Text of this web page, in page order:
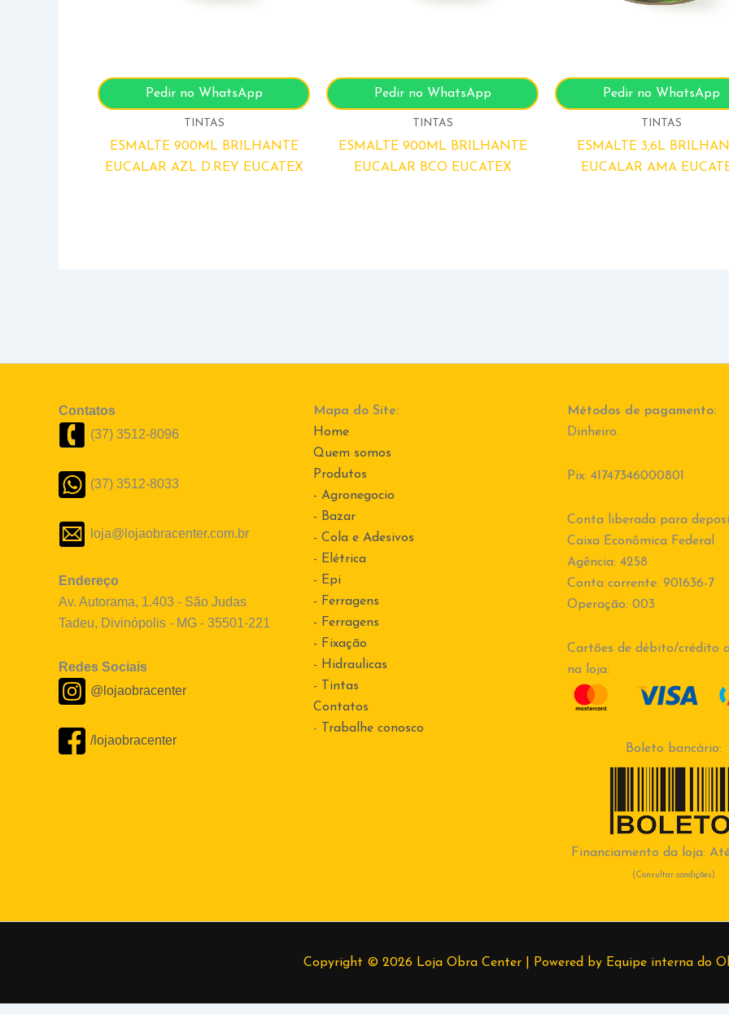
Pedir no WhatsApp
TINTAS
ESMALTE 900ML BRILHANTE
EUCALAR AZL D.REY EUCATEX
Pedir no WhatsApp
TINTAS
ESMALTE 900ML BRILHANTE
EUCALAR BCO EUCATEX
Pedir no WhatsApp
TINTAS
ESMALTE 3,6L
EUCALAR AMA
Contatos
(37) 3512-8096
(37) 3512-8033
loja@lojaobracenter.com.br
Endereço
Av. Autorama, 1.403 - São Judas
Tadeu, Divinópolis - MG - 35501-221
Redes Sociais
@lojaobracenter
/lojaobracenter
Mapa do Site:
Home
Quem somos
Produtos
- Agronegocio
- Bazar
- Cola e Adesivos
- Elétrica
- Epi
- Ferragens
- Ferragens
- Fixação
- Hidraulicas
- Tintas
Contatos
- Trabalhe conosco
Métodos de pagamento:
Dinheiro.
Pix: 41747346000801
Conta liberada para
Caixa Econômica Federal
Agência: 4258
Conta corrente: 901636-7
Operação: 003
Cartões de débito/crédito
na loja:
Boleto bancário:
Financiamento da loja:
(Consultar condições)
Copyright © 2026 Loja Obra Center | Powered by Equipe interna do